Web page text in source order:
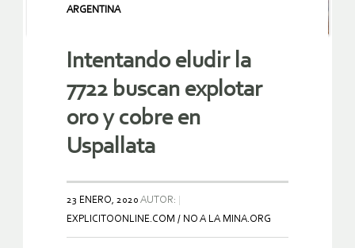
ARGENTINA
Intentando eludir la
7722 buscan explotar
oro y cobre en
Uspallata
23 ENERO, 2020 AUTOR:
EXPLICITOONLINE.COM / NO A LA MINA.ORG